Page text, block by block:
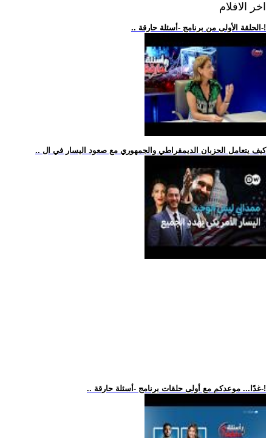
اخر الافلام
.. الحلقة الأولى من برنامج -أسئلة حارقة-!
.. كيف يتعامل الحزبان الديمقراطي والجمهوري مع صعود اليسار في ال
.. غدًا... موعدكم مع أولى حلقات برنامج -أسئلة حارقة-!